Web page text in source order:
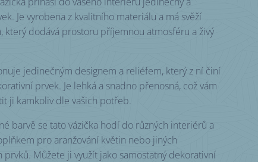
Je vyrobena z kvalitního materiálu a má svěží
který dodává prostoru příjemnou atmosféru a živý
jedinečným designem a reliéfem, který z ní činí
prvek. Je lehká a snadno přenosná, což vám
ji kamkoliv dle vašich potřeb.
barvě se tato vázička hodí do různých interiérů a
pro aranžování květin nebo jiných
prvků. Můžete ji využít jako samostatný dekorativní